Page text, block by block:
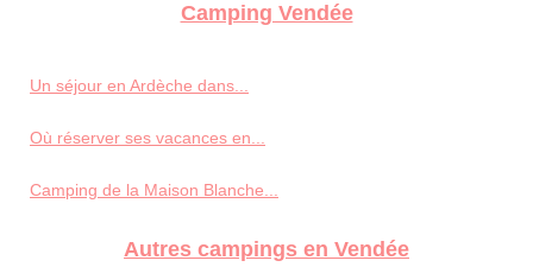
Camping Vendée
Un séjour en Ardèche dans...
Où réserver ses vacances en...
Camping de la Maison Blanche...
Autres campings en Vendée